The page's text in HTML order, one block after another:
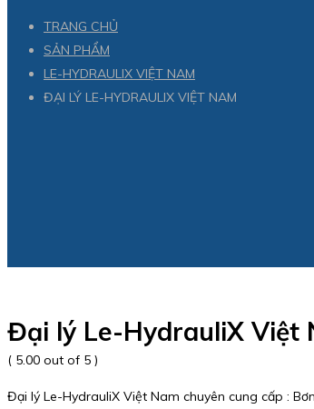
TRANG CHỦ
SẢN PHẨM
LE-HYDRAULIX VIỆT NAM
ĐẠI LÝ LE-HYDRAULIX VIỆT NAM
Đại lý Le-HydrauliX Việt
( 5.00 out of 5 )
Đại lý Le-HydrauliX Việt Nam chuyên cung cấp :